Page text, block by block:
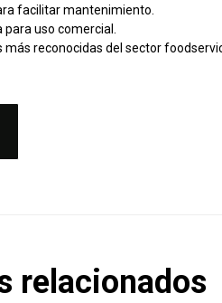
facilitar mantenimiento.
uso comercial.
más reconocidas del sector
relacionados